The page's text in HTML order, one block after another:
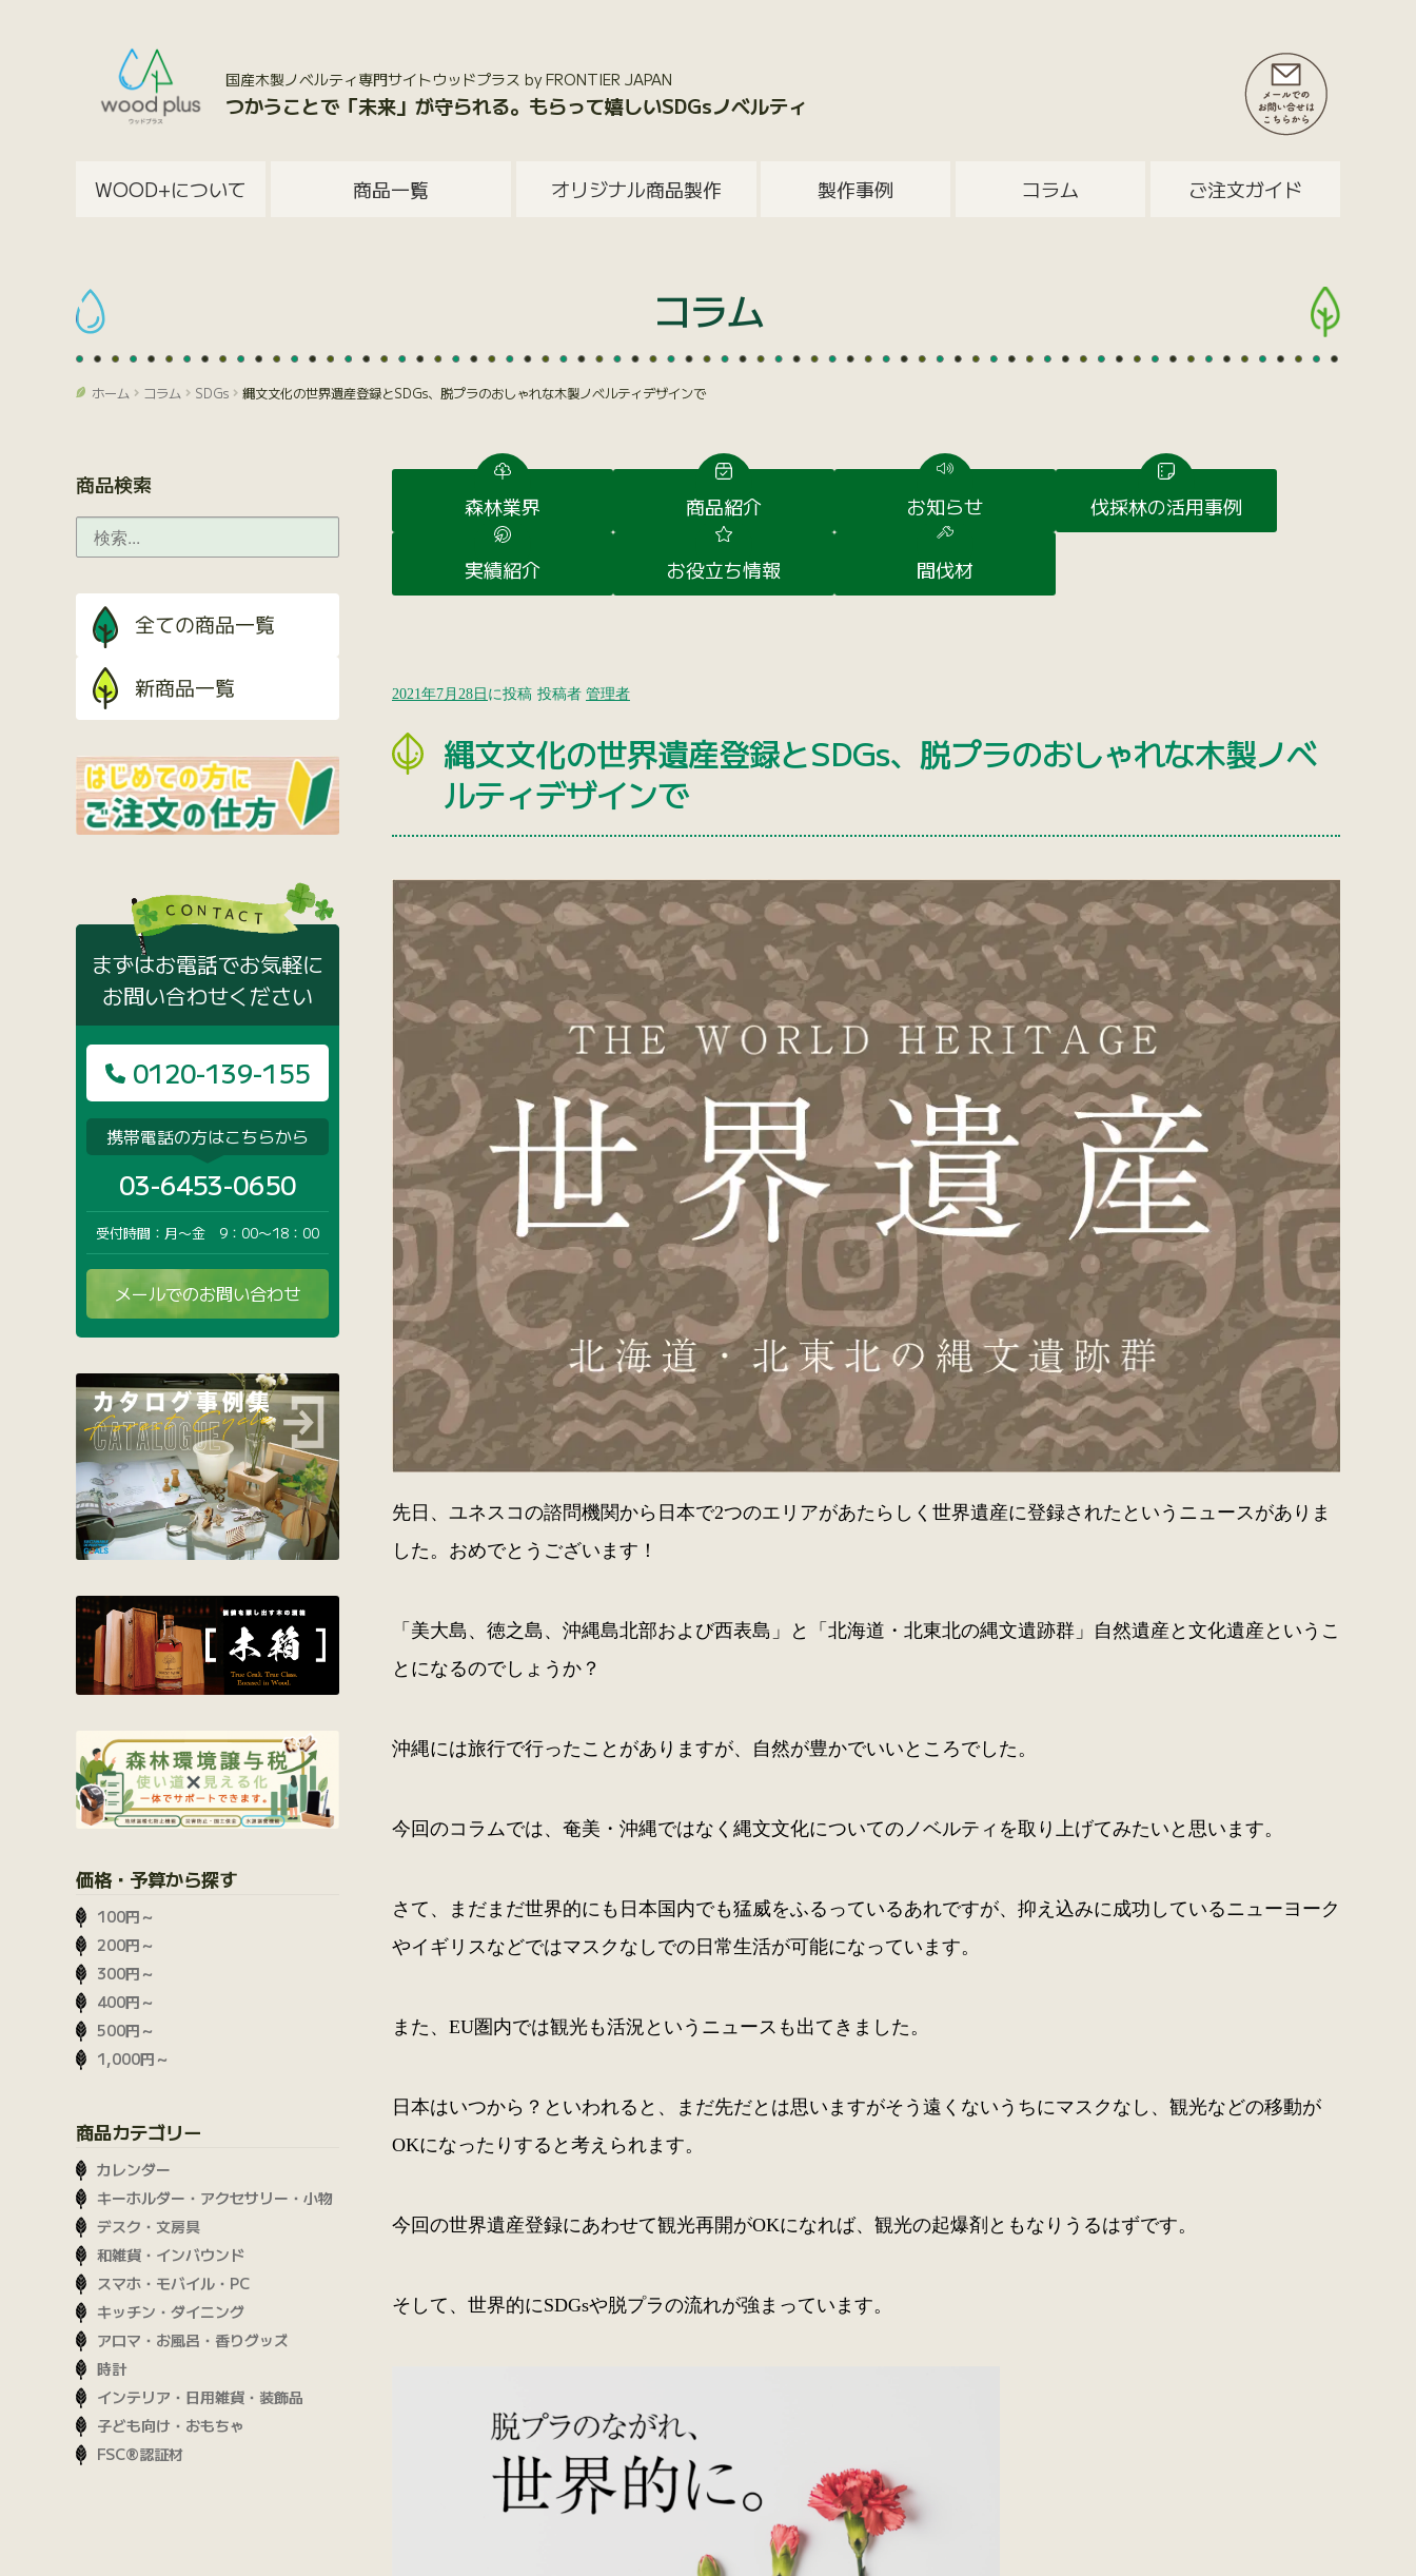
国産木製ノベルティ専門サイトウッドプラス by FRONTIER JAPAN
つかうことで「未来」が守られる。もらって嬉しいSDGsノベルティ
WOOD+について 商品一覧 オリジナル商品製作 製作事例 コラム ご注文ガイド
コラム
ホーム コラム SDGs 縄文文化の世界遺産登録とSDGs、脱プラのおしゃれな木製ノベルティデザインで
森林業界 商品紹介 お知らせ 伐採林の活用事例
実績紹介 お役立ち情報 間伐材
2021年7月28日 に投稿 投稿者 管理者
縄文文化の世界遺産登録とSDGs、脱プラのおしゃれな木製ノベ
ルティデザインで
先日、ユネスコの諮問機関から日本で2つのエリアがあたらしく世界遺産に登録されたというニュースがありま
した。おめでとうございます！
「美大島、徳之島、沖縄島北部および西表島」と「北海道・北東北の縄文遺跡群」自然遺産と文化遺産というこ
とになるのでしょうか？
沖縄には旅行で行ったことがありますが、自然が豊かでいいところでした。
今回のコラムでは、奄美・沖縄ではなく縄文文化についてのノベルティを取り上げてみたいと思います。
さて、まだまだ世界的にも日本国内でも猛威をふるっているあれですが、抑え込みに成功しているニューヨーク
やイギリスなどではマスクなしでの日常生活が可能になっています。
また、EU圏内では観光も活況というニュースも出てきました。
日本はいつから？といわれると、まだ先だとは思いますがそう遠くないうちにマスクなし、観光などの移動が
OKになったりすると考えられます。
今回の世界遺産登録にあわせて観光再開がOKになれば、観光の起爆剤ともなりうるはずです。
そして、世界的にSDGsや脱プラの流れが強まっています。
商品検索
まずはお電話でお気軽に
お問い合わせください
0120-139-155
携帯電話の方はこちらから
03-6453-0650
受付時間：月〜金 9：00〜18：00
メールでのお問い合わせ
価格・予算から探す
100円～
200円～
300円～
400円～
500円～
1,000円～
商品カテゴリー
カレンダー
キーホルダー・アクセサリー・小物
デスク・文房具
和雑貨・インバウンド
スマホ・モバイル・PC
キッチン・ダイニング
アロマ・お風呂・香りグッズ
時計
インテリア・日用雑貨・装飾品
子ども向け・おもちゃ
FSC®認証材